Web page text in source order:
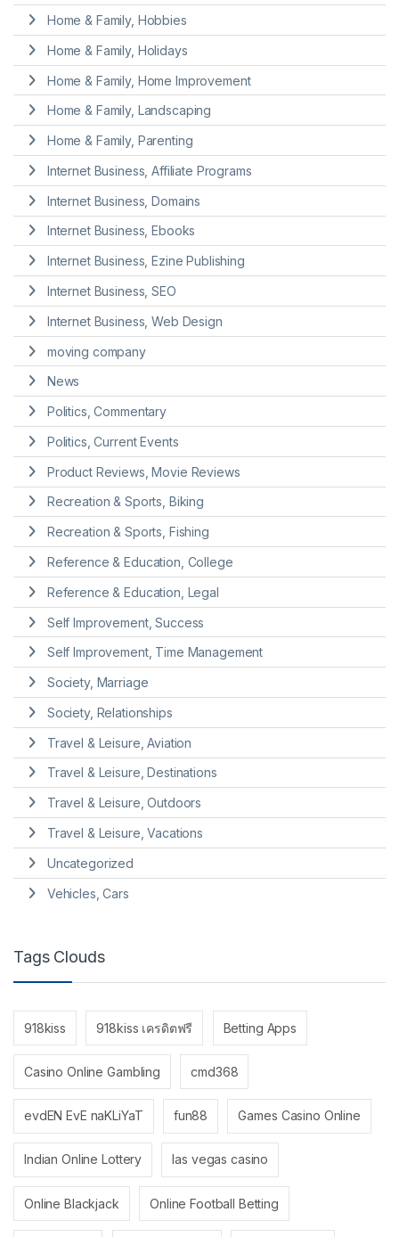
Home & Family, Hobbies
Home & Family, Holidays
Home & Family, Home Improvement
Home & Family, Landscaping
Home & Family, Parenting
Internet Business, Affiliate Programs
Internet Business, Domains
Internet Business, Ebooks
Internet Business, Ezine Publishing
Internet Business, SEO
Internet Business, Web Design
moving company
News
Politics, Commentary
Politics, Current Events
Product Reviews, Movie Reviews
Recreation & Sports, Biking
Recreation & Sports, Fishing
Reference & Education, College
Reference & Education, Legal
Self Improvement, Success
Self Improvement, Time Management
Society, Marriage
Society, Relationships
Travel & Leisure, Aviation
Travel & Leisure, Destinations
Travel & Leisure, Outdoors
Travel & Leisure, Vacations
Uncategorized
Vehicles, Cars
Tags Clouds
918kiss 918kiss เครดิตฟรี Betting Apps
Casino Online Gambling cmd368
evdEN EvE naKLiYaT fun88 Games Casino Online
Indian Online Lottery las vegas casino
Online Blackjack Online Football Betting